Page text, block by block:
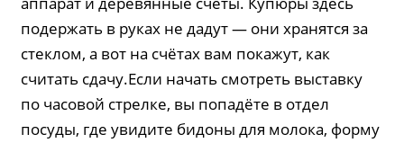
подержать в руках не дадут — они хранятся за
стеклом, а вот на счётах вам покажут, как
считать сдачу.Если начать смотреть выставку
по часовой стрелке, вы попадёте в отдел
посуды, где увидите бидоны для молока, форму